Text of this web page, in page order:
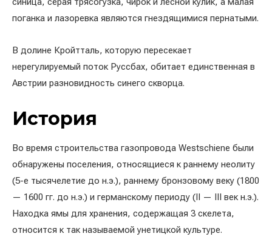
поганка и лазоревка являются гнездящимися пернатыми.
В долине Кройтталь, которую пересекает
нерегулируемый поток Руссбах, обитает единственная в
Австрии разновидность синего скворца.
История
Во время строительства газопровода Westschiene были
обнаружены поселения, относящиеся к раннему неолиту
(5-е тысячелетие до н.э.), раннему бронзовому веку (1800
— 1600 гг. до н.э.) и германскому периоду (II — III век н.э.).
Находка ямы для хранения, содержащая 3 скелета,
относится к так называемой унетицкой культуре.